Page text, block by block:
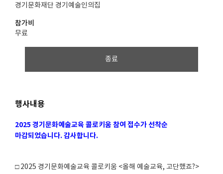
경기문화재단 경기예술인의집
참가비
무료
종료
행사내용
2025 경기문화예술교육 콜로키움 참여 접수가 선착순
마감되었습니다. 감사합니다.
□2025 경기문화예술교육 콜로키움 <올해 예술교육, 고단했죠?>